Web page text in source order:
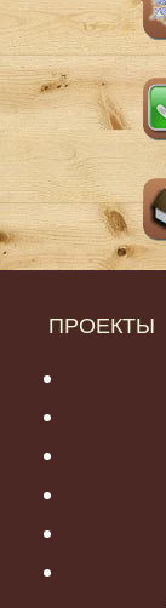
ПРОЕКТЫ